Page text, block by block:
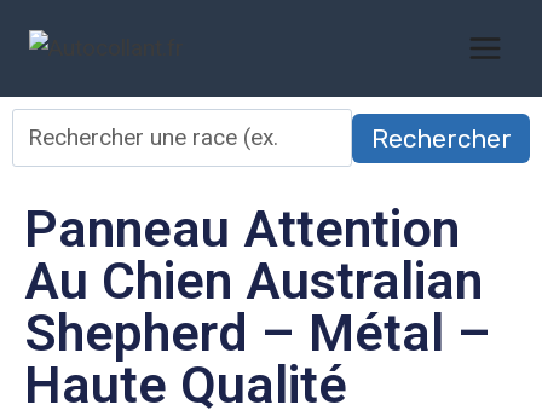
Rechercher
Panneau Attention
Au Chien Australian
Shepherd – Métal –
Haute Qualité